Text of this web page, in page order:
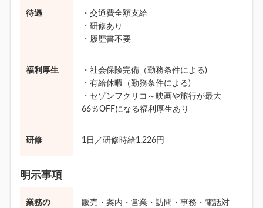
待遇
・交通費全額支給
・研修あり
・履歴書不要
福利厚生
・社会保険完備（勤務条件による)
・有給休暇（勤務条件による)
・セゾンフクリコ～映画や旅行が最大
66％OFFになる福利厚生あり
研修 1日／研修時給1,226円
明示事項
業務の
販売・案内・営業・訪問・事務・電話対